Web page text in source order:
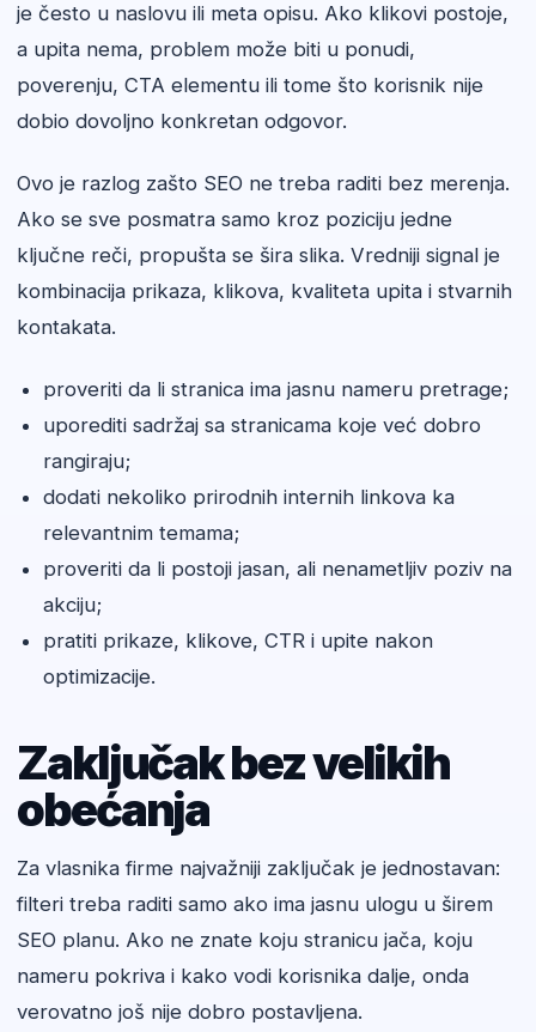
je često u naslovu ili meta opisu. Ako klikovi postoje,
a upita nema, problem može biti u ponudi,
poverenju, CTA elementu ili tome što korisnik nije
dobio dovoljno konkretan odgovor.
Ovo je razlog zašto SEO ne treba raditi bez merenja.
Ako se sve posmatra samo kroz poziciju jedne
ključne reči, propušta se šira slika. Vredniji signal je
kombinacija prikaza, klikova, kvaliteta upita i stvarnih
kontakata.
proveriti da li stranica ima jasnu nameru pretrage;
uporediti sadržaj sa stranicama koje već dobro
rangiraju;
dodati nekoliko prirodnih internih linkova ka
relevantnim temama;
proveriti da li postoji jasan, ali nenametljiv poziv na
akciju;
pratiti prikaze, klikove, CTR i upite nakon
optimizacije.
Zaključak bez velikih
obećanja
Za vlasnika firme najvažniji zaključak je jednostavan:
filteri treba raditi samo ako ima jasnu ulogu u širem
SEO planu. Ako ne znate koju stranicu jača, koju
nameru pokriva i kako vodi korisnika dalje, onda
verovatno još nije dobro postavljena.